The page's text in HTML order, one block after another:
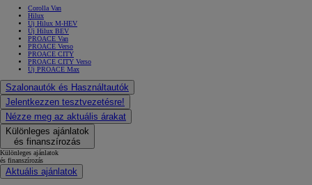
Corolla Van
Hilux
Új Hilux M-HEV
Új Hilux BEV
PROACE Van
PROACE Verso
PROACE CITY
PROACE CITY Verso
Új PROACE Max
Szalonautók és Használtautók
Jelentkezzen tesztvezetésre!
Nézze meg az aktuális árakat
Különleges ajánlatok
és finanszírozás
Különleges ajánlatok
és finanszírozás
Aktuális ajánlatok